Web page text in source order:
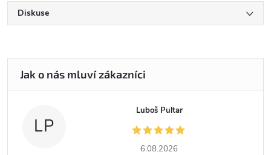
Diskuse
LP
Luboš Pultar
6.08.2026